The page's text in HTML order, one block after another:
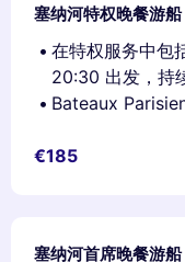
塞纳河特权晚餐游船
在特权服务中包
20:30 出发，持
Bateaux
€185
塞纳河首席晚餐游船